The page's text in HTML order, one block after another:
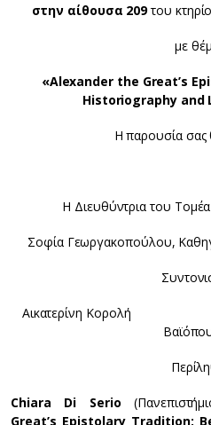
στην αίθουσα 209του
με
«Alexander the Great’s
Historiography and
Η παρουσία σας
Η Διευθύντρια του
Σοφία Γεωργακοπούλου,
Αικατερίνη
Chiara Di Serio
Great’s Epistolary Tradition: